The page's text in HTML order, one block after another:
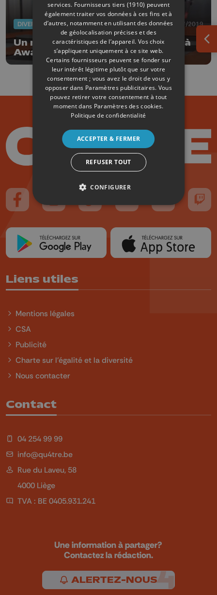
DIVERS 13/07/2019
Un max de trampolines et de fun à
Awans!
Suivez-nous sur FaceBook
Suivez-nous sur Instagram
Suivez-nous sur TikTok
Suivez-nous sur YouTube
Suivez-nous
Liens utiles
Mentions légales
CSA
Publicité
Charte sur l'égalité et la diversité
Nous contacter
Contact
04 254 99 99
info@qu4tre.be
Rue du Laveu, 58
4000 Liège
TVA : BE 0405.931.241
Une information à partager?
Contactez la rédaction.
ALERTEZ-NOUS
services. Fournisseurs tiers (1910) peuvent
également traiter vos données à ces fins et à
d’autres, notamment en utilisant des données
de géolocalisation précises et des
caractéristiques de l’appareil. Vos choix
s’appliquent uniquement à ce site web.
Certains fournisseurs peuvent se fonder sur
leur intérêt légitime plutôt que sur votre
consentement ; vous avez le droit de vous y
opposer dans Paramètres publicitaires. Vous
pouvez retirer votre consentement à tout
moment dans Paramètres des cookies.
Politique de confidentialité
ACCEPTER & FERMER
REFUSER TOUT
CONFIGURER